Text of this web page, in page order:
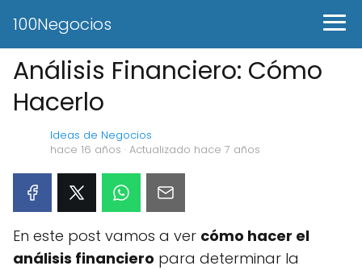
100Negocios
Análisis Financiero: Cómo
Hacerlo
Ideas de Negocios
hace 16 años · Actualizado hace 7 años
En este post vamos a ver cómo hacer el
análisis financiero para determinar la